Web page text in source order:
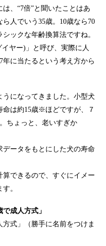
、“7倍”と聞いたことはあ
人でいう35歳。10歳なら70
ックな年齢換算法ですね。
ヤー)」と呼び、実際に人
に当たるという考え方から
うになってきました。小型犬
命は約15歳※ほどですが、７
ちょっと、老いすぎか
ータをもとにした犬の寿命
できるので、すぐにイメー
。
成人方式」
式」（勝手に名前をつけま